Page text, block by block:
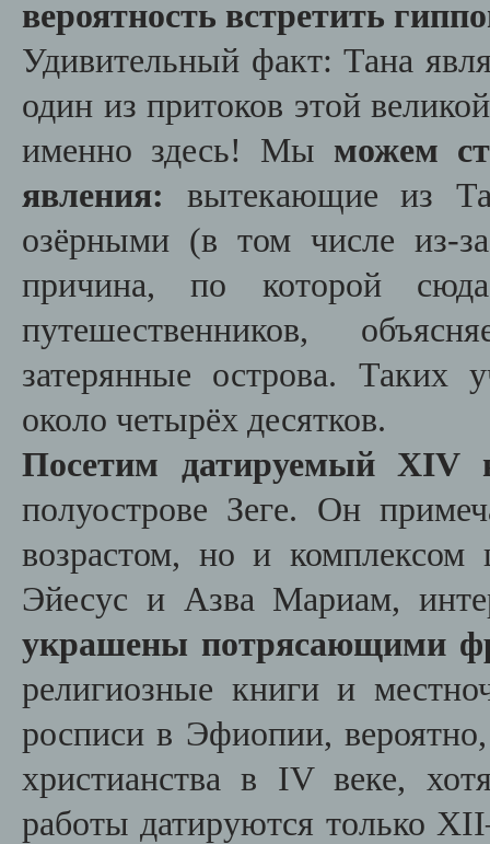
вероятность встретить
Удивительный факт: Тана
один из притоков этой
именно здесь! Мы можем
явления: вытекающие из
озёрными (в том числе из-
причина, по которой
путешественников,
затерянные острова. Таких
около четырёх десятков.
Посетим датируемый XIV
полуострове Зеге. Он
возрастом, но и
Эйесус и Азва Мариам,
украшены потрясающими
религиозные книги и
росписи в Эфиопии,
христианства в IV веке,
работы датируются только